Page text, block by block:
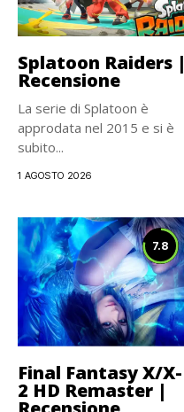
Splatoon Raiders |
Recensione
La serie di Splatoon è
approdata nel 2015 e si è
subito...
1 AGOSTO 2026
7.8
Final Fantasy X/X-
2 HD Remaster |